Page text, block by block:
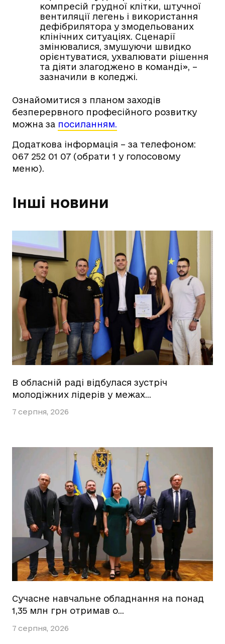
компресій грудної клітки, штучної
вентиляції легень і використання
дефібрилятора у змодельованих
клінічних ситуаціях. Сценарії
змінювалися, змушуючи швидко
орієнтуватися, ухвалювати рішення
та діяти злагоджено в команді», –
зазначили в коледжі.
Ознайомитися з планом заходів
безперервного професійного розвитку
можна за посиланням.
Додаткова інформація – за телефоном:
067 252 01 07 (обрати 1 у голосовому
меню).
Інші новини
В обласній раді відбулася зустріч
молодіжних лідерів у межах…
7 серпня, 2026
Сучасне навчальне обладнання на понад
1,35 млн грн отримав о…
7 серпня, 2026